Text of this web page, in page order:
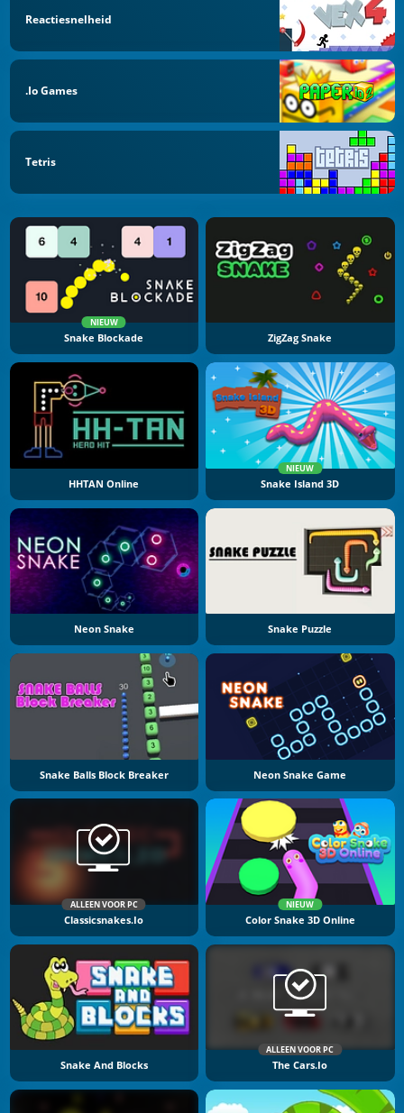
Reactiesnelheid
.io Games
Tetris
NIEUW
Snake Blockade ZigZag Snake
HHTAN Online
NIEUW
Snake Island 3D
Neon Snake Snake Puzzle
Snake Balls Block Breaker Neon Snake Game
ALLEEN VOOR PC
Classicsnakes.io
NIEUW
Color Snake 3D Online
Snake And Blocks
ALLEEN VOOR PC
The Cars.io